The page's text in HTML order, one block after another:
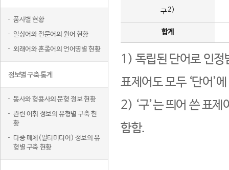
품사별 현황
일상어와 전문어의 원어 현황
외래어와 혼종어의 언어명별 현황
정보별 구축 통계
동사와 형용사의 문형 정보 현황
관련 어휘 정보의 유형별 구축 현
황
다중 매체(멀티미디어) 정보의 유
형별 구축 현황
구2)
합계
1) 독립된 단어로 인정
표제어도 모두 ‘단어’
2) ‘구’는 띄어 쓴 표
함함.